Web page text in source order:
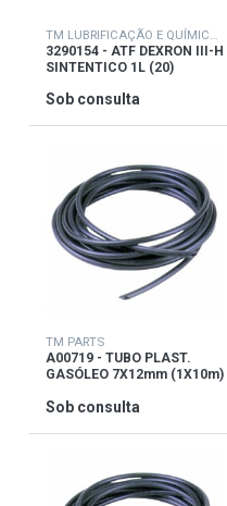
TM LUBRIFICAÇÃO E QUÍMICOS
3290154 - ATF DEXRON III-H
SINTENTICO 1L (20)
Sob consulta
TM PARTS
A00719 - TUBO PLAST.
GASÓLEO 7X12mm (1X10m)
Sob consulta